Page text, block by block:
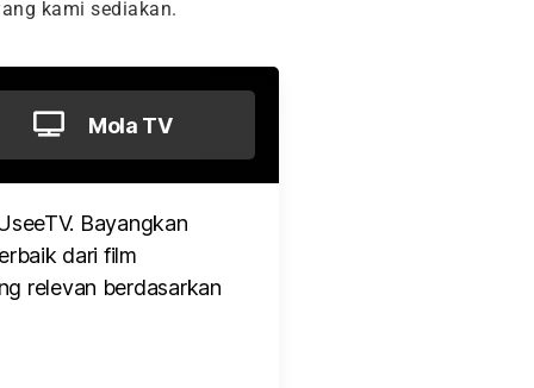
kami sediakan.
Mola TV
Bayangkan
dari film
relevan berdasarkan